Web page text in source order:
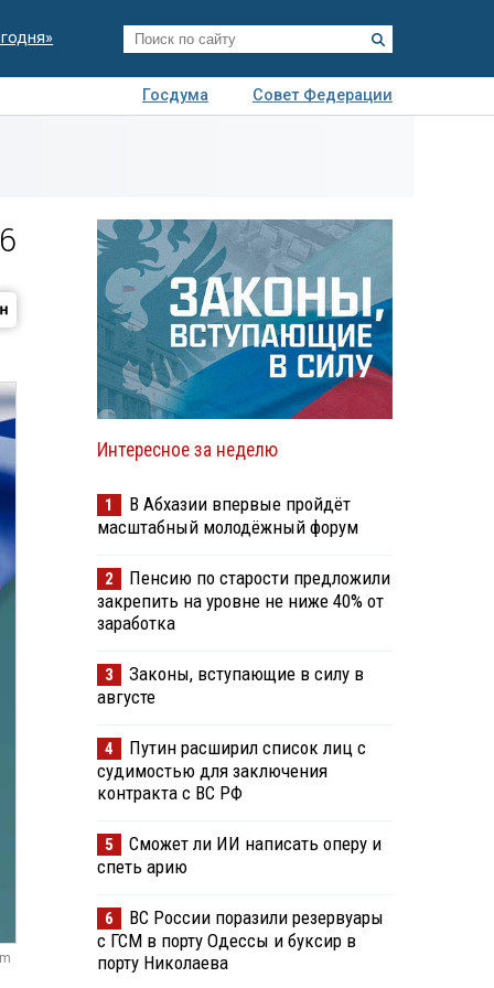
Госдума
Совет Федерации
Интересное за неделю
1
В Абхазии впервые пройдёт
масштабный молодёжный форум
2
Пенсию по старости предложили
закрепить на уровне не ниже 40% от
заработка
3
Законы, вступающие в силу в
августе
4
Путин расширил список лиц с
судимостью для заключения
контракта с ВС РФ
5
Сможет ли ИИ написать оперу и
спеть арию
6
ВС России поразили резервуары
с ГСМ в порту Одессы и буксир в
порту Николаева